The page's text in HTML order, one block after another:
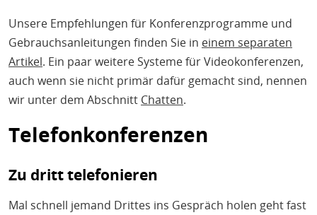
Unsere Empfehlungen für Konferenzprogramme und
Gebrauchsanleitungen finden Sie in einem separaten
Artikel. Ein paar weitere Systeme für Videokonferenzen,
auch wenn sie nicht primär dafür gemacht sind, nennen
wir unter dem Abschnitt Chatten.
Telefonkonferenzen
Zu dritt telefonieren
Mal schnell jemand Drittes ins Gespräch holen geht fast